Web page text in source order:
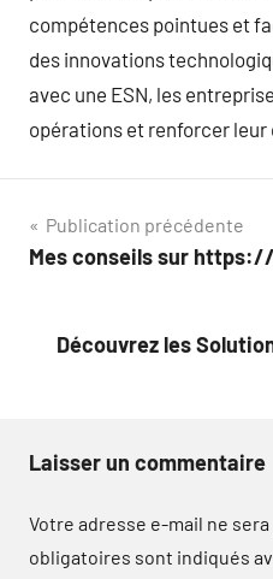
compétences pointues et
des innovations
avec une ESN, les
opérations et renforcer
Navigation
de
Publication précédente
Mes conseils sur
Découvrez les
Laisser un commentaire
Votre adresse e-mail ne sera
obligatoires sont indiqués